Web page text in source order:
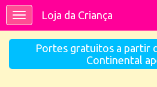
ToggleLoja da Criança
Portes gratuitos a partir
Continental